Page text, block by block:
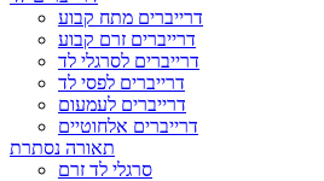
דרייברים מתח קבוע
דרייברים זרם קבוע
דרייברים לסרגלי לד
דרייברים לפסי לד
דרייברים לעמעום
דרייברים אלחוטיים
תאורה נסתרת
סרגלי לד זרם